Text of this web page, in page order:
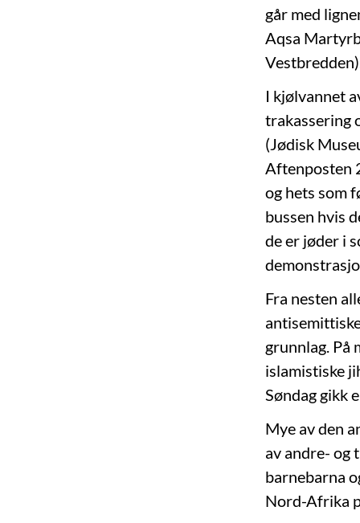
går med
Aqsa
I kjølvannet
trakassering
(Jødisk
Aftenposten
og hets som
bussen hvis
de er jøder i
Fra nesten
grunnlag. På
islamistiske
Søndag gikk
Mye av den
av andre- og
barnebarna
Nord-Afrika